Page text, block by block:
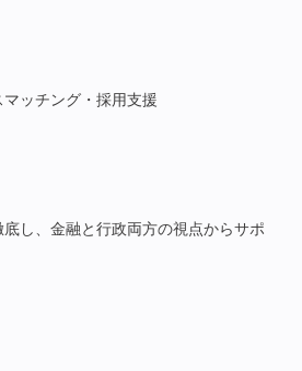
ッチング・採用支援
し、金融と行政両方の視点からサポ